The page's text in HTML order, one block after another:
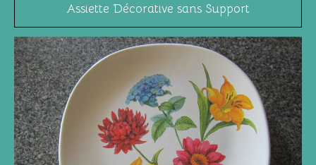
Assiette Décorative sans Support